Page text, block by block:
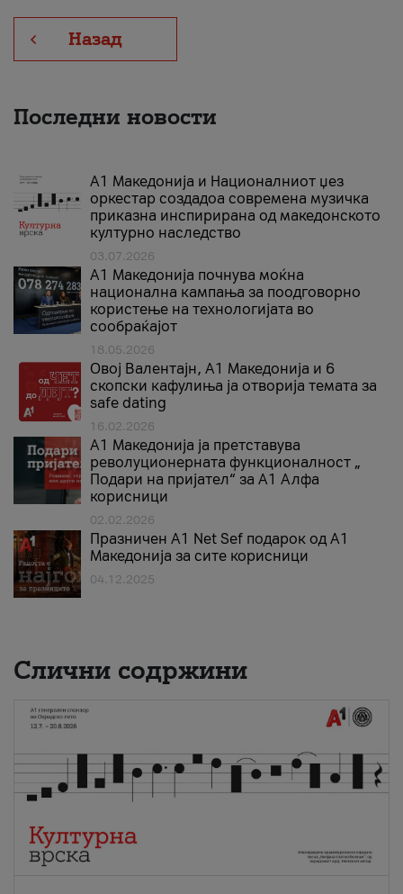
Назад
Последни новости
А1 Македонија и Националниот џез
оркестар создадоа современа музичка
приказна инспирирана од македонското
културно наследство
03.07.2026
A1 Македонија почнува моќна
национална кампања за поодговорно
користење на технологијата во
сообраќајот
18.05.2026
Овој Валентајн, A1 Македонија и 6
скопски кафулиња ја отворија темата за
safe dating
16.02.2026
А1 Македонија ја претставува
револуционерната функционалност „
Подари на пријател“ за А1 Алфа
корисници
02.02.2026
Празничен A1 Net Sеf подарок од А1
Македонија за сите корисници
04.12.2025
Слични содржини